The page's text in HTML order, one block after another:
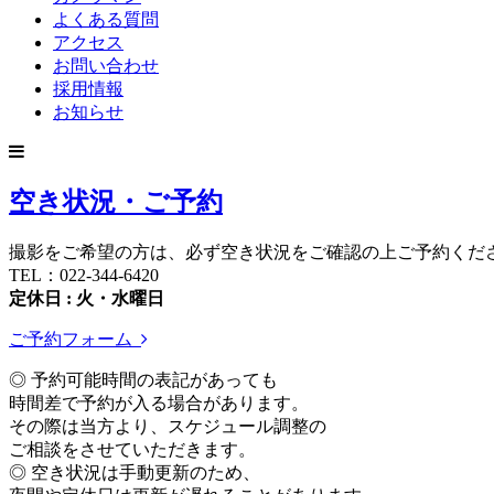
よくある質問
アクセス
お問い合わせ
採用情報
お知らせ
空き状況・ご予約
撮影をご希望の方は、必ず空き状況をご確認の上ご予約くだ
TEL：022-344-6420
定休日 : 火・水曜日
ご予約フォーム
◎ 予約可能時間の表記があっても
時間差で予約が入る場合があります。
その際は当方より、スケジュール調整の
ご相談をさせていただきます。
◎ 空き状況は手動更新のため、